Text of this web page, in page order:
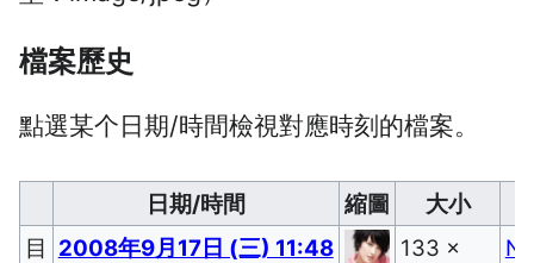
檔案歷史
點選某个日期/時間檢視對應時刻的檔案。
日期/時間 縮⁠圖
大小
目
2008年9月17日 (三) 11:48
133 ×